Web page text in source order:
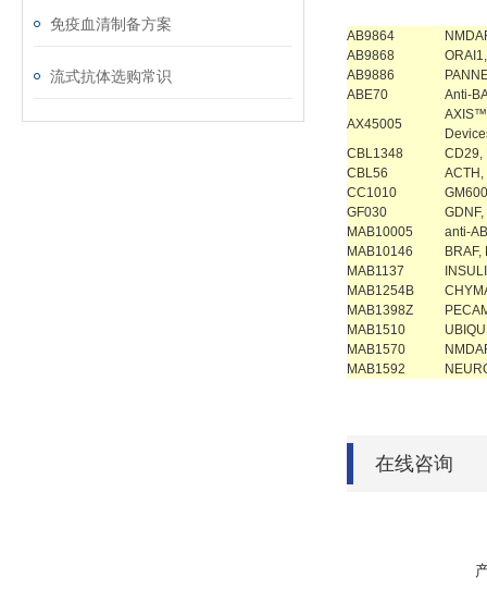
免疫血清制备方案
流式抗体选购常识
AB9864
AB9868
AB9886
ABE70
Anti-
AX45005
AXIS™
CBL1348
CD29,
CBL56
ACTH,
CC1010
GF030
MAB10005
anti-
MAB10146
MAB1137
MAB1254B
MAB1398Z
MAB1510
MAB1570
MAB1592
在线咨询